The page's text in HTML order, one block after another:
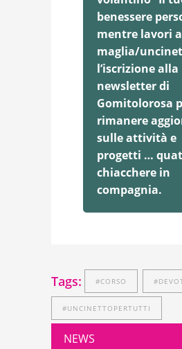
benessere
mentre lavori a
maglia/
l’iscrizione alla
newsletter di
Gomitolorosa
rimanere
sulle attività e
progetti …
chiacchere in
compagnia.
Tags: #CORSO
#UNCINETTOPERTUTTI
NEWS